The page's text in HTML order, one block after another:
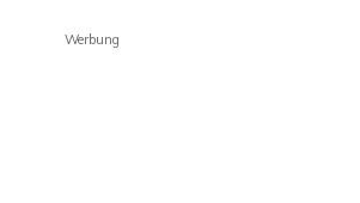
Werbung